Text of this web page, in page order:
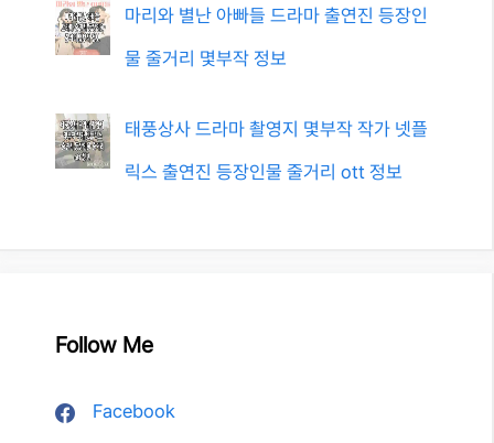
마리와 별난 아빠들 드라마 출연진 등장인
물 줄거리 몇부작 정보
태풍상사 드라마 촬영지 몇부작 작가 넷플
릭스 출연진 등장인물 줄거리 ott 정보
Follow Me
Facebook